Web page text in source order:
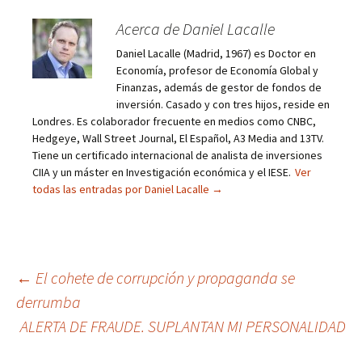
Acerca de Daniel Lacalle
Daniel Lacalle (Madrid, 1967) es Doctor en
Economía, profesor de Economía Global y
Finanzas, además de gestor de fondos de
inversión. Casado y con tres hijos, reside en
Londres. Es colaborador frecuente en medios como CNBC,
Hedgeye, Wall Street Journal, El Español, A3 Media and 13TV.
Tiene un certificado internacional de analista de inversiones
CIIA y un máster en Investigación económica y el IESE. Ver
todas las entradas por Daniel Lacalle →
Navegación
de
← El cohete de corrupción y propaganda se
derrumba
ALERTA DE FRAUDE. SUPLANTAN MI PERSONALIDAD